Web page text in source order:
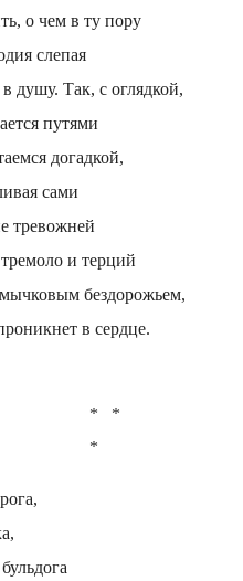
о чем в ту пору
слепая
душу. Так, с оглядкой,
путями
догадкой,
сами
тревожней
и терций
бездорожьем,
в сердце.
*   *
*